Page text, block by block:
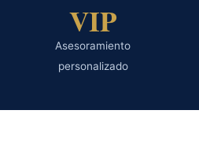
VIP
Asesoramiento
personalizado